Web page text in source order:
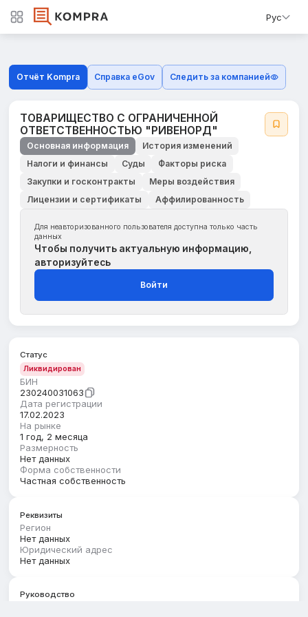
Рус
Отчёт Kompra Справка eGov Следить за компанией
ТОВАРИЩЕСТВО С ОГРАНИЧЕННОЙ
ОТВЕТСТВЕННОСТЬЮ "РИВЕНОРД"
Основная информация
История изменений
Налоги и финансы
Суды
Факторы риска
Закупки и госконтракты
Меры воздействия
Лицензии и сертификаты
Аффилированность
Для неавторизованного пользователя доступна только часть
данных
Чтобы получить актуальную информацию,
авторизуйтесь
Войти
Статус
Ликвидирован
БИН
230240031063
Дата регистрации
17.02.2023
На рынке
1 год, 2 месяца
Размерность
Нет данных
Форма собственности
Частная собственность
Реквизиты
Регион
Нет данных
Юридический адрес
Нет данных
Руководство